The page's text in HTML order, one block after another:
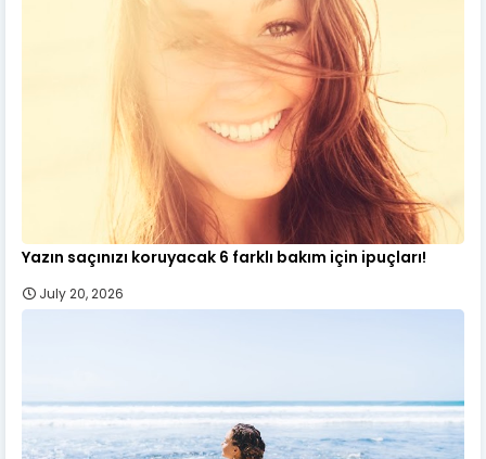
Yazın saçınızı koruyacak 6 farklı bakım için ipuçları!
July 20, 2026